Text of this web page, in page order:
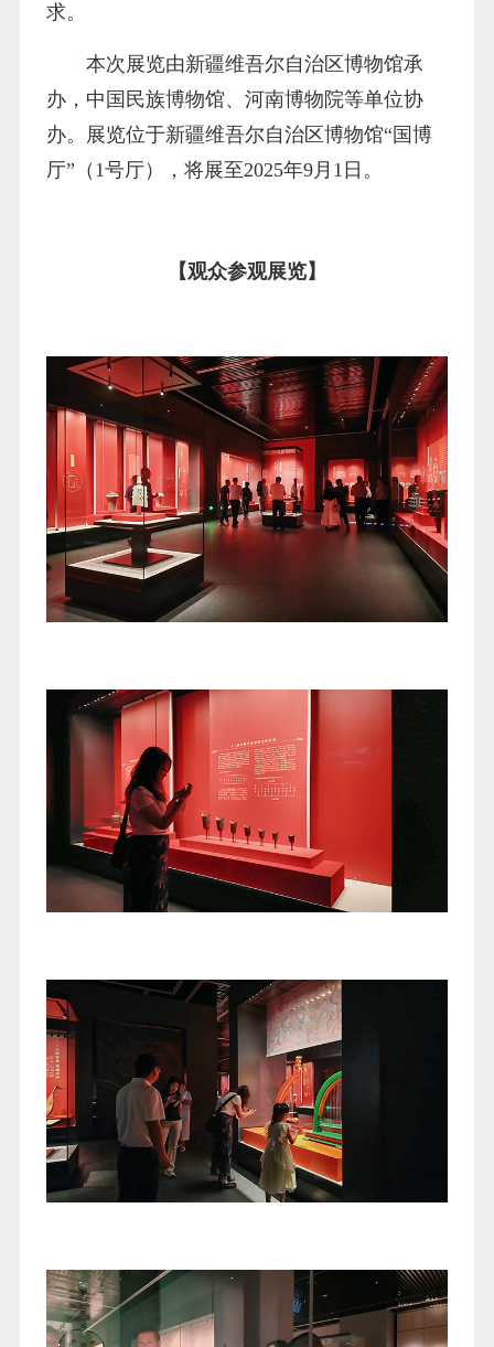
求。
本次展览由新疆维吾尔自治区博物馆承
办，中国民族博物馆、河南博物院等单位协
办。展览位于新疆维吾尔自治区博物馆“国博
厅”（1号厅），将展至2025年9月1日。
【观众参观展览】